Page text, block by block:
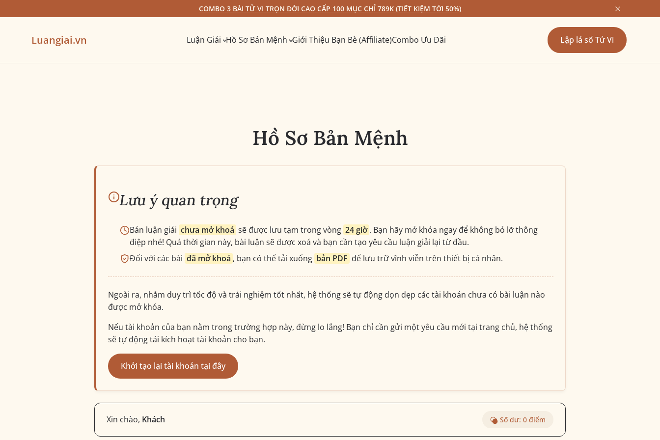
COMBO 3 BÀI TỬ VI TRỌN ĐỜI CAO CẤP 100 MỤC CHỈ 789K (TIẾT KIỆM TỚI 50%)
Luangiai.vn Luận Giải Hồ Sơ Bản Mệnh Giới Thiệu Bạn Bè (Affiliate)Combo Ưu Đãi Lập lá số Tử Vi
Hồ Sơ Bản Mệnh
Lưu ý quan trọng
Bản luận giải chưa mở khoá sẽ được lưu tạm trong vòng 24 giờ . Bạn hãy mở khóa ngay để không bỏ lỡ thông
điệp nhé! Quá thời gian này, bài luận sẽ được xoá và bạn cần tạo yêu cầu luận giải lại từ đầu.
Đối với các bài đã mở khoá , bạn có thể tải xuống bản PDF để lưu trữ vĩnh viễn trên thiết bị cá nhân.
Ngoài ra, nhằm duy trì tốc độ và trải nghiệm tốt nhất, hệ thống sẽ tự động dọn dẹp các tài khoản chưa có bài luận nào
được mở khóa.
Nếu tài khoản của bạn nằm trong trường hợp này, đừng lo lắng! Bạn chỉ cần gửi một yêu cầu mới tại trang chủ, hệ thống
sẽ tự động tái kích hoạt tài khoản cho bạn.
Khởi tạo lại tài khoản tại đây
Xin chào, Khách Số dư: 0 điểm